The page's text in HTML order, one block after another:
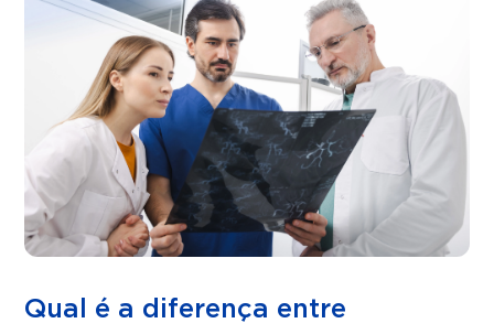
Qual é a diferença entre